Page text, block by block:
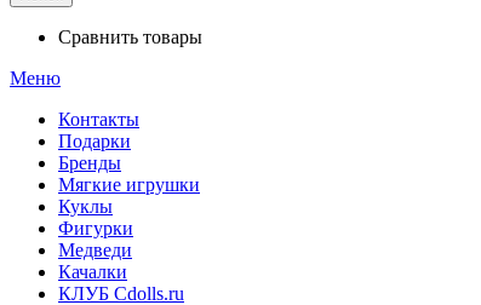
Сравнить товары
Меню
Контакты
Подарки
Бренды
Мягкие игрушки
Куклы
Фигурки
Медведи
Качалки
КЛУБ Cdolls.ru